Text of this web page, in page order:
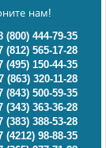
нам!
(800) 444-79-35
(812) 565-17-28
(495) 150-44-35
(863) 320-11-28
(843) 500-59-35
(343) 363-36-28
(383) 388-53-28
(4212) 98-88-35